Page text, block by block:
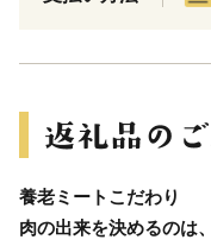
養老ミートこだわり
肉の出来を決めるのは